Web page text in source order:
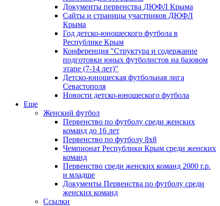
Документы первенства ДЮФЛ Крыма
Сайты и страницы участников ДЮФЛ
Крыма
Год детско-юношеского футбола в
Республике Крым
Конференция "Структура и содержание
подготовки юных футболистов на базовом
этапе (7-14 лет)"
Детско-юношеская футбольная лига
Севастополя
Новости детско-юношеского футбола
Еще
Женский футбол
Первенство по футболу среди женских
команд до 16 лет
Первенство по футболу 8х8
Чемпионат Республики Крым среди женских
команд
Первенство среди женских команд 2000 г.р.
и младше
Документы Первенства по футболу среди
женских команд
Ссылки